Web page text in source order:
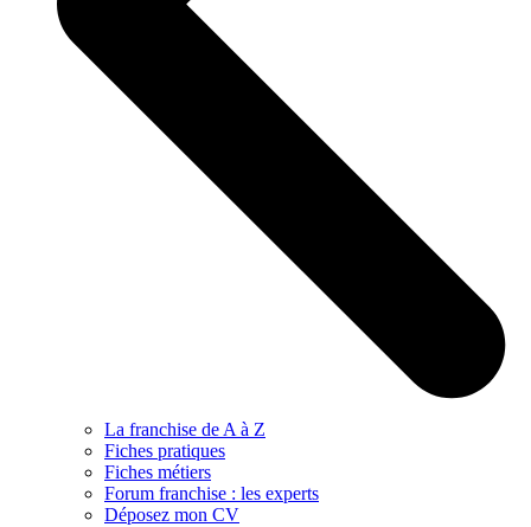
La franchise de A à Z
Fiches pratiques
Fiches métiers
Forum franchise : les experts
Déposez mon CV